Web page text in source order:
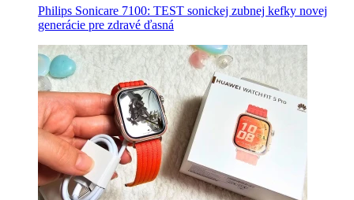
Philips Sonicare 7100: TEST sonickej zubnej kefky novej
generácie pre zdravé ďasná